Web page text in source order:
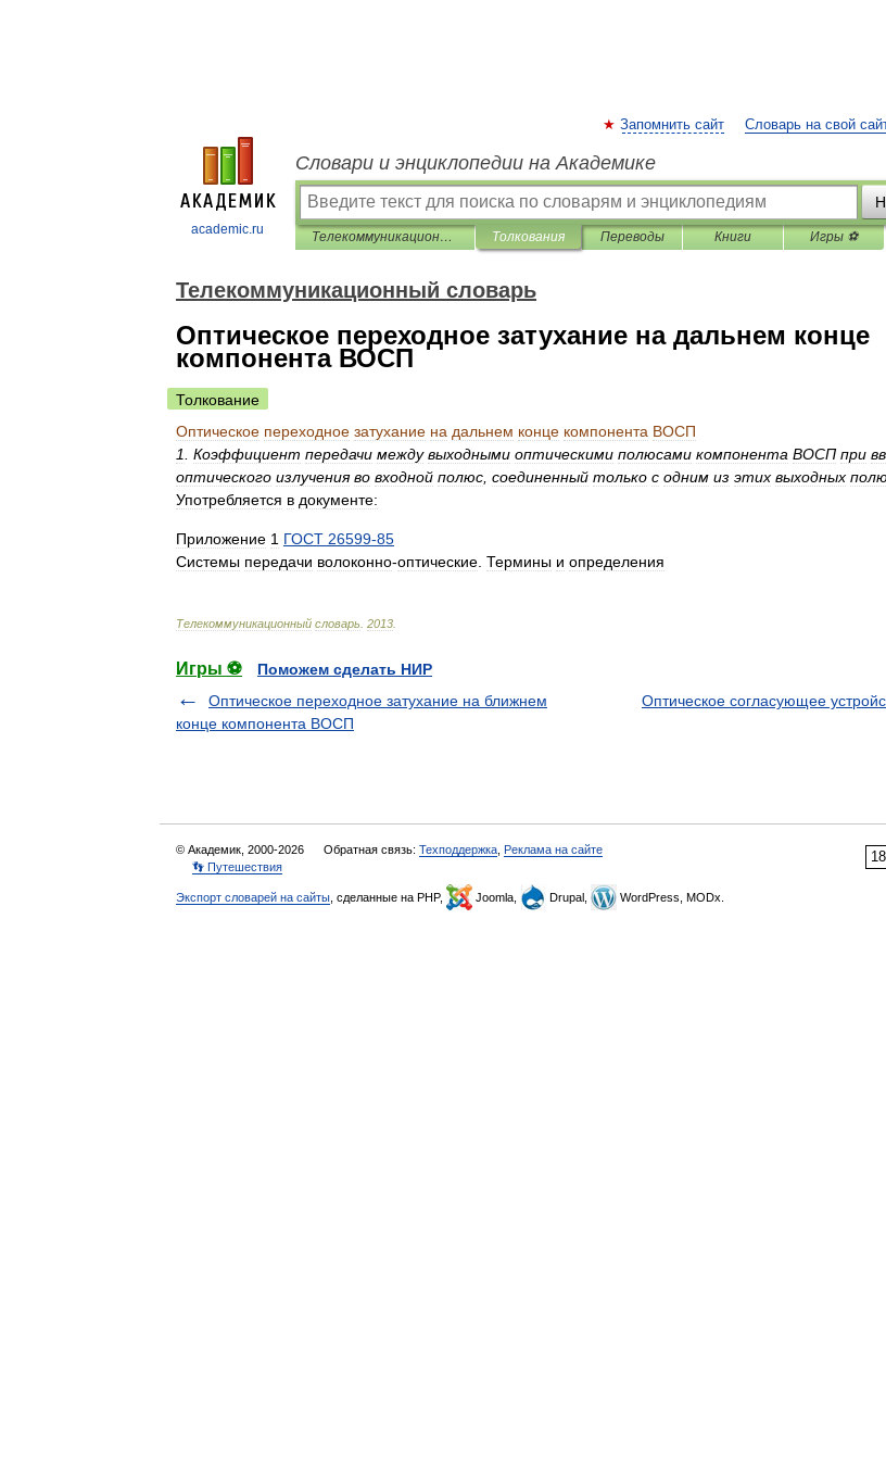
academic.ru
Запомнить сайт Словарь на свой
Словари и энциклопедии на Академике
Телекоммуникационный словарь Толкования Переводы Книги Игры ⚽
Телекоммуникационный словарь
Оптическое переходное затухание на дальнем конце
компонента ВОСП
Толкование
Оптическое переходное затухание на дальнем конце компонента ВОСП
1
Коэффициент передачи между выходными оптическими полюсами компонента ВОСП при
оптического излучения во входной полюс соединенный только с одним из этих выходных
Употребляется в документе:
Приложение 1 ГОСТ 26599-85
Системы передачи волоконно-оптические Термины и определения
Телекоммуникационный словарь 2013
Игры ⚽
Поможем сделать НИР
Оптическое переходное затухание на ближнем
конце компонента ВОСП
Оптическое согласующее
© Академик, 2000-2026 Обратная связь: Техподдержка Реклама на сайте
👣 Путешествия
Экспорт словарей на сайты , сделанные на PHP, Joomla, Drupal, WordPress, MODx.